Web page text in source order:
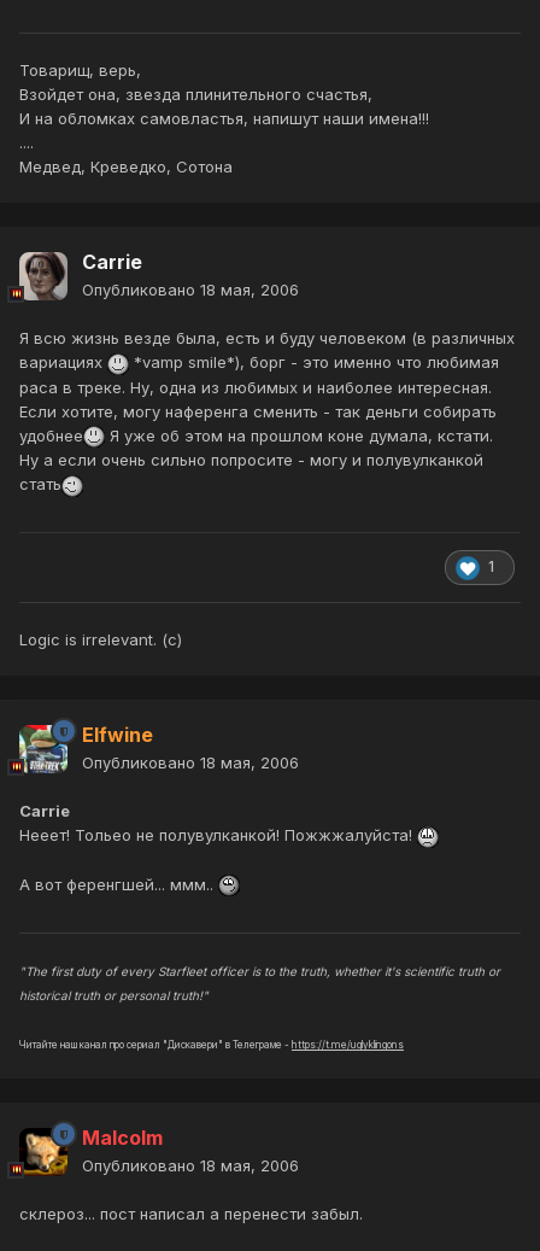
Товарищ, верь,
Взойдет она, звезда плинительного счастья,
И на обломках самовластья, напишут наши имена!!!
....
Медвед, Креведко, Сотона
Carrie
Опубликовано 18 мая, 2006
Я всю жизнь везде была, есть и буду человеком (в различных
вариациях
*vamp smile*), борг - это именно что любимая
раса в треке. Ну, одна из любимых и наиболее интересная.
Если хотите, могу наференга сменить - так деньги собирать
удобнее
Я уже об этом на прошлом коне думала, кстати.
Ну а если очень сильно попросите - могу и полувулканкой
стать
1
Logic is irrelevant. (с)
Elfwine
Опубликовано 18 мая, 2006
Carrie
Нееет! Тольео не полувулканкой! Пожжжалуйста!
А вот ференгшей... ммм..
"The first duty of every Starfleet officer is to the truth, whether it's scientific truth or
historical truth or personal truth!"
Читайте наш канал про сериал "Дискавери" в Телеграме - https://t.me/uglyklingons
Malcolm
Опубликовано 18 мая, 2006
склероз... пост написал а перенести забыл.